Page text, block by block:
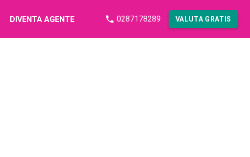
DIVENTA AGENTE 0287178289 VALUTA GRATIS